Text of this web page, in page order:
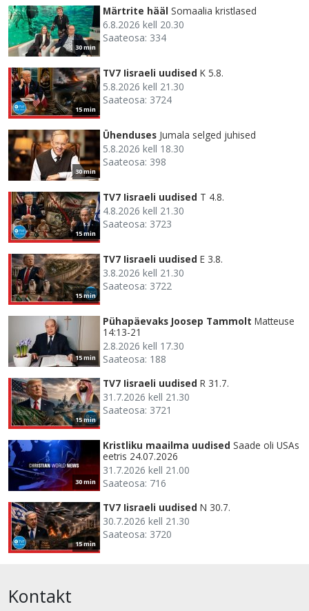
30 min
Märtrite hääl Somaalia kristlased
6.8.2026 kell 20.30
Saateosa: 334
15 min
TV7 Iisraeli uudised K 5.8.
5.8.2026 kell 21.30
Saateosa: 3724
30 min
Ühenduses Jumala selged juhised
5.8.2026 kell 18.30
Saateosa: 398
15 min
TV7 Iisraeli uudised T 4.8.
4.8.2026 kell 21.30
Saateosa: 3723
15 min
TV7 Iisraeli uudised E 3.8.
3.8.2026 kell 21.30
Saateosa: 3722
15 min
Pühapäevaks Joosep Tammolt Matteuse
14:13-21
2.8.2026 kell 17.30
Saateosa: 188
15 min
TV7 Iisraeli uudised R 31.7.
31.7.2026 kell 21.30
Saateosa: 3721
30 min
Kristliku maailma uudised Saade oli USAs
eetris 24.07.2026
31.7.2026 kell 21.00
Saateosa: 716
15 min
TV7 Iisraeli uudised N 30.7.
30.7.2026 kell 21.30
Saateosa: 3720
Kontakt